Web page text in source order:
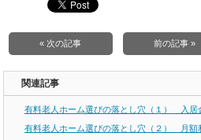
« 次の記事 前の記事 »
関連記事
有料老人ホーム選びの落とし穴（１） 入居
有料老人ホーム選びの落とし穴（２） 月額